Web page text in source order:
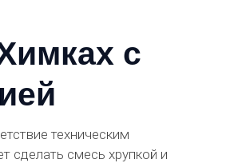
с
техническим
сделать смесь хрупкой и